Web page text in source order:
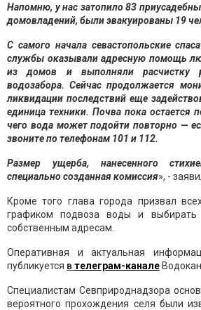
Напомню, у нас затопило 83
домовладений, были эвакуированы 19
С самого начала севастопольские
службы оказывали адресную помощь
из домов и выполняли расчистку
водозабора. Сейчас продолжается
ликвидации последствий еще
единица техники. Почва пока остается
чего вода может подойти повторно —
звоните по телефонам 101 и 112.
Размер ущерба, нанесенного
специальносозданнаякомиссия», -
Кроме того глава города призвал
графиком подвоза воды и
собственным адресам.
Оперативная и актуальная
публикуется втелеграм-канале
Специалистам Севприроднадзора
вероятного прохождения селя были